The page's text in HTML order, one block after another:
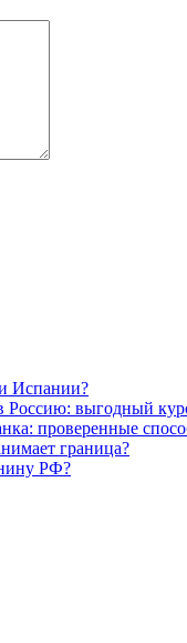
Испании?
Россию: выгодный
проверенные
граница?
РФ?